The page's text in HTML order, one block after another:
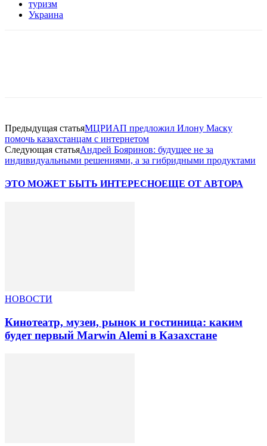
туризм
Украина
Предыдущая статьяМЦРИАП предложил Илону Маску
помочь казахстанцам с интернетом
Следующая статьяАндрей Бояринов: будущее не за
индивидуальными решениями, а за гибридными продуктами
ЭТО МОЖЕТ БЫТЬ ИНТЕРЕСНОЕЩЕ ОТ АВТОРА
НОВОСТИ
Кинотеатр, музеи, рынок и гостиница: каким
будет первый Marwin Alemi в Казахстане